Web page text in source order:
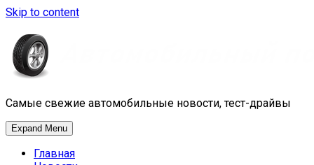
Skip to content
Самые свежие автомобильные новости, тест-драйвы
Expand Menu
Главная